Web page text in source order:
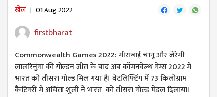
खेल 01 Aug 2022
firstbharat
Commonwealth Games 2022: मीराबाई चानू और जेरेमी
लालरिनुंगा की गोल्डन जीत के बाद अब कॉमनवेल्थ गेम्स 2022 में
भारत को तीसरा गोल्ड मिल गया है। वेटलिफ्टिंग में 73 किलोग्राम
कैटिगरी में अचिंता शुली ने भारत को तीसरा गोल्ड मेडल दिलाया।